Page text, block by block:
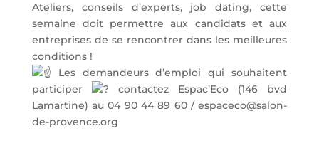
Ateliers, conseils d’experts, job dating, cette
semaine doit permettre aux candidats et aux
entreprises de se rencontrer dans les meilleures
conditions !
Les demandeurs d’emploi qui souhaitent
participer
contactez Espac’Eco (146 bvd
Lamartine) au 04 90 44 89 60 / espaceco@salon-
de-provence.org